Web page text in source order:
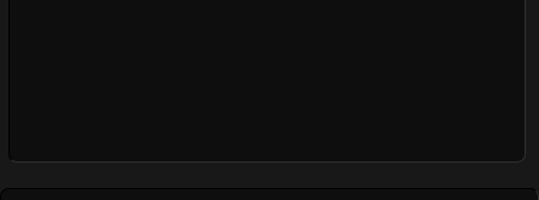
Các Form Áo Thun Phổ Biến Hiện Nay Và Xu Hướng Trong